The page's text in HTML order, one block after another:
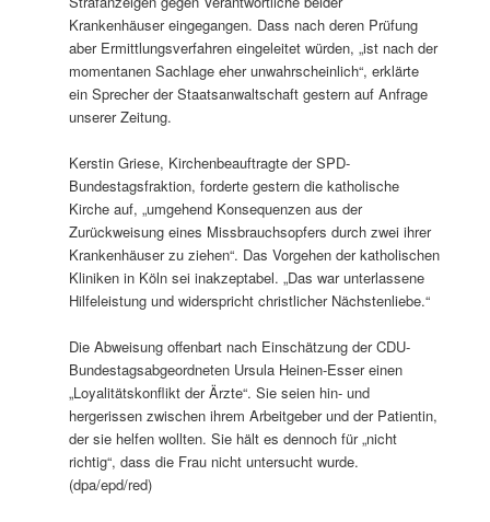
Krankenhäuser eingegangen. Dass nach deren Prüfung
aber Ermittlungsverfahren eingeleitet würden, „ist nach der
momentanen Sachlage eher unwahrscheinlich“, erklärte
ein Sprecher der Staatsanwaltschaft gestern auf Anfrage
unserer Zeitung.
Kerstin Griese, Kirchenbeauftragte der SPD-
Bundestagsfraktion, forderte gestern die katholische
Kirche auf, „umgehend Konsequenzen aus der
Zurückweisung eines Missbrauchsopfers durch zwei ihrer
Krankenhäuser zu ziehen“. Das Vorgehen der katholischen
Kliniken in Köln sei inakzeptabel. „Das war unterlassene
Hilfeleistung und widerspricht christlicher Nächstenliebe.“
Die Abweisung offenbart nach Einschätzung der CDU-
Bundestagsabgeordneten Ursula Heinen-Esser einen
„Loyalitätskonflikt der Ärzte“. Sie seien hin- und
hergerissen zwischen ihrem Arbeitgeber und der Patientin,
der sie helfen wollten. Sie hält es dennoch für „nicht
richtig“, dass die Frau nicht untersucht wurde.
(dpa/epd/red)